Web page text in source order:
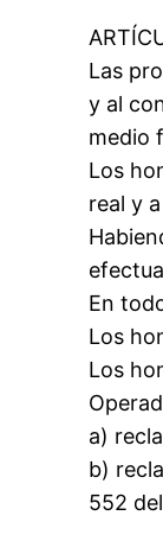
Las
y al
medio
Los
real y
En
Los
Los
a)
b)
552